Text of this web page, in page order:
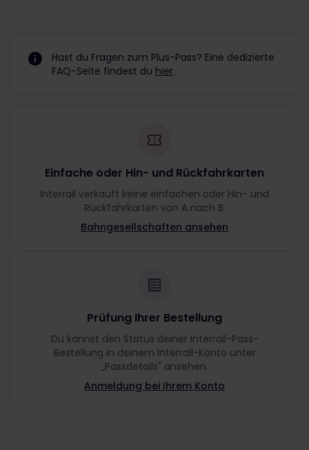
Hast du Fragen zum Plus-Pass? Eine dedizierte
FAQ-Seite findest du hier.
Einfache oder Hin- und Rückfahrkarten
Interrail verkauft keine einfachen oder Hin- und
Rückfahrkarten von A nach B.
Bahngesellschaften ansehen
Prüfung Ihrer Bestellung
Du kannst den Status deiner Interrail-Pass-
Bestellung in deinem Interrail-Konto unter
„Passdetails" ansehen.
Anmeldung bei Ihrem Konto